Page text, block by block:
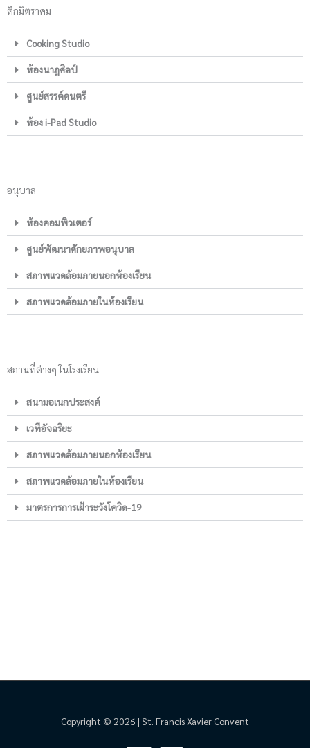
ตึกมิตราคม
Cooking Studio
ห้องนาฎศิลป์
ศูนย์สรรค์ดนตรี
ห้อง i-Pad Studio
อนุบาล
ห้องคอมพิวเตอร์
ศูนย์พัฒนาศักยภาพอนุบาล
สภาพแวดล้อมภายนอกห้องเรียน
สภาพแวดล้อมภายในห้องเรียน
สถานที่ต่างๆ ในโรงเรียน
สนามอเนกประสงค์
เวทีอัจฉริยะ
สภาพแวดล้อมภายนอกห้องเรียน
สภาพแวดล้อมภายในห้องเรียน
มาตรการการเฝ้าระวังโควิด-19
Copyright © 2026 | St. Francis Xavier Convent